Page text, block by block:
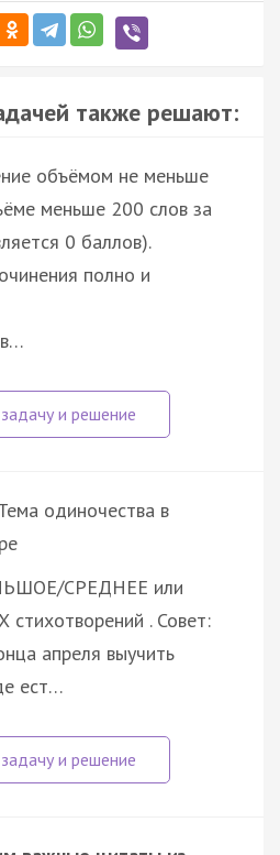
также решают:
объёмом не меньше
меньше 200 слов за
0 баллов).
полно и
одиночества в
СРЕДНЕЕ или
. Совет:
апреля выучить
ест…